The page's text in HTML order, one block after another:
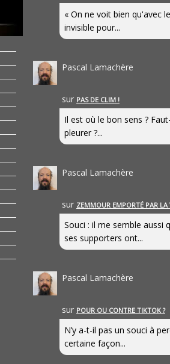
« On ne voit bien qu'avec
invisible pour...
Pascal Lamachère
sur PAS DE CLIM !
Il est où le bon sens ?
pleurer ?...
Pascal Lamachère
sur ZEMMOUR EMPORTÉ PAR LA
Souci : il me semble aussi
ses supporters ont...
Pascal Lamachère
sur POUR OU CONTRE TIKTOK ?
N’y a-t-il pas un souci à
certaine façon...